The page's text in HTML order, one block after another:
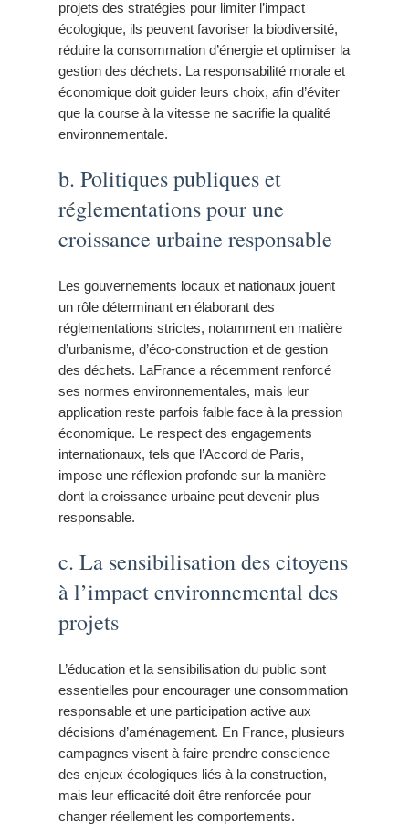
projets des stratégies pour limiter l’impact
écologique, ils peuvent favoriser la biodiversité,
réduire la consommation d’énergie et optimiser la
gestion des déchets. La responsabilité morale et
économique doit guider leurs choix, afin d’éviter
que la course à la vitesse ne sacrifie la qualité
environnementale.
b. Politiques publiques et
réglementations pour une
croissance urbaine responsable
Les gouvernements locaux et nationaux jouent
un rôle déterminant en élaborant des
réglementations strictes, notamment en matière
d’urbanisme, d’éco-construction et de gestion
des déchets. LaFrance a récemment renforcé
ses normes environnementales, mais leur
application reste parfois faible face à la pression
économique. Le respect des engagements
internationaux, tels que l’Accord de Paris,
impose une réflexion profonde sur la manière
dont la croissance urbaine peut devenir plus
responsable.
c. La sensibilisation des citoyens
à l’impact environnemental des
projets
L’éducation et la sensibilisation du public sont
essentielles pour encourager une consommation
responsable et une participation active aux
décisions d’aménagement. En France, plusieurs
campagnes visent à faire prendre conscience
des enjeux écologiques liés à la construction,
mais leur efficacité doit être renforcée pour
changer réellement les comportements.